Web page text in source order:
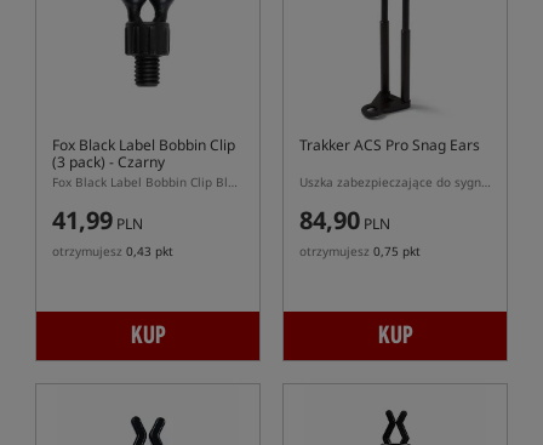
Fox Black Label Bobbin Clip
(3 pack) - Czarny
Fox Black Label Bobbin Clip Black 3 pack – czarne klipsy do hangerów Fox
41,99 PLN
otrzymujesz 0,43 pkt
KUP
Trakker ACS Pro Snag Ears
Uszka zabezpieczające do sygnalizatora Trakker ACS Pro
84,90 PLN
otrzymujesz 0,75 pkt
KUP